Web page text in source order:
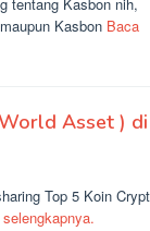
Kasbon Baca
Asset ) di
Top 5 Koin